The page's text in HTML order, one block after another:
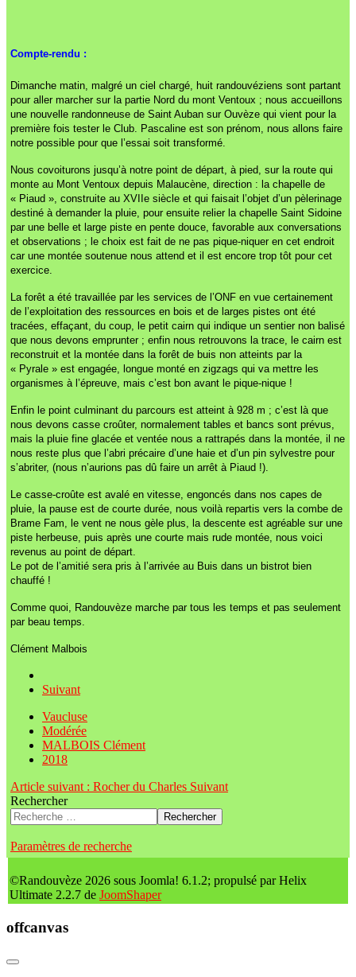
Compte-rendu :
Dimanche matin, malgré un ciel chargé, huit randouvéziens sont partant
pour aller marcher sur la partie Nord du mont Ventoux ; nous accueillons
une nouvelle randonneuse de Saint Auban sur Ouvèze qui vient pour la
première fois tester le Club. Pascaline est son prénom, nous allons faire
notre possible pour que l’essai soit transformé.
Nous covoiturons jusqu’à notre point de départ, à pied, sur la route qui
monte au Mont Ventoux depuis Malaucène, direction : la chapelle de
« Piaud », construite au XVIIe siècle et qui faisait l’objet d’un pèlerinage
destiné à demander la pluie, pour ensuite relier la chapelle Saint Sidoine
par une belle et large piste en pente douce, favorable aux conversations
et observations ; le choix est fait de ne pas pique-niquer en cet endroit
car une montée soutenue nous attend et il est encore trop tôt pour cet
exercice.
La forêt a été travaillée par les services de l’ONF en vue certainement
de l’exploitation des ressources en bois et de larges pistes ont été
tracées, effaçant, du coup, le petit cairn qui indique un sentier non balisé
que nous devons emprunter ; enfin nous retrouvons la trace, le cairn est
reconstruit et la montée dans la forêt de buis non atteints par la
« Pyrale » est engagée, longue monté en zigzags qui va mettre les
organismes à l’épreuve, mais c’est bon avant le pique-nique !
Enfin le point culminant du parcours est atteint à 928 m ; c’est là que
nous devons casse croûter, normalement tables et bancs sont prévus,
mais la pluie fine glacée et ventée nous a rattrapés dans la montée, il ne
nous reste plus que l’abri précaire d’une haie et d’un pin sylvestre pour
s’abriter, (nous n’aurions pas dû faire un arrêt à Piaud !).
Le casse-croûte est avalé en vitesse, engoncés dans nos capes de
pluie, la pause est de courte durée, nous voilà repartis vers la combe de
Brame Fam, le vent ne nous gèle plus, la descente est agréable sur une
piste herbeuse, puis après une courte mais rude montée, nous voici
revenus au point de départ.
Le pot de l’amitié sera pris à l’arrivée au Buis dans un bistrot bien
chauffé !
Comme quoi, Randouvèze marche par tous les temps et pas seulement
par beau temps.
Clément Malbois
Suivant
Vaucluse
Modérée
MALBOIS Clément
2018
Article suivant : Rocher du Charles Suivant
Rechercher
Rechercher
Paramètres de recherche
©Randouvèze 2026 sous Joomla! 6.1.2; propulsé par Helix
Ultimate 2.2.7 de JoomShaper
offcanvas